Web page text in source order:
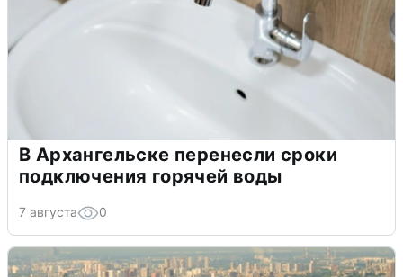
В Архангельске перенесли сроки
подключения горячей воды
7 августа 0